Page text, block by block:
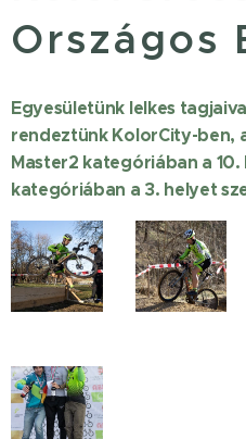
Országos
Egyesületünk lelkes
rendeztünk KolorCity-ben,
Master2 kategóriában a 10.
kategóriában a 3. helyet